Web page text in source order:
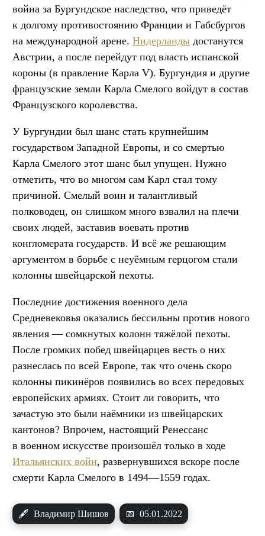
война за Бургундское наследство, что приведёт
к долгому противостоянию Франции и Габсбургов
на международной арене. Нидерланды достанутся
Австрии, а после перейдут под власть испанской
короны (в правление Карла V). Бургундия и другие
французские земли Карла Смелого войдут в состав
Французского королевства.
У Бургундии был шанс стать крупнейшим
государством Западной Европы, и со смертью
Карла Смелого этот шанс был упущен. Нужно
отметить, что во многом сам Карл стал тому
причиной. Смелый воин и талантливый
полководец, он слишком много взвалил на плечи
своих людей, заставив воевать против
конгломерата государств. И всё же решающим
аргументом в борьбе с неуёмным герцогом стали
колонны швейцарской пехоты.
Последние достижения военного дела
Средневековья оказались бессильны против нового
явления — сомкнутых колонн тяжёлой пехоты.
После громких побед швейцарцев весть о них
разнеслась по всей Европе, так что очень скоро
колонны пикинёров появились во всех передовых
европейских армиях. Стоит ли говорить, что
зачастую это были наёмники из швейцарских
кантонов? Впрочем, настоящий Ренессанс
в военном искусстве произошёл только в ходе
Итальянских войн, развернувшихся вскоре после
смерти Карла Смелого в 1494—1559 годах.
🖋 Владимир Шишов 📅 05.01.2022